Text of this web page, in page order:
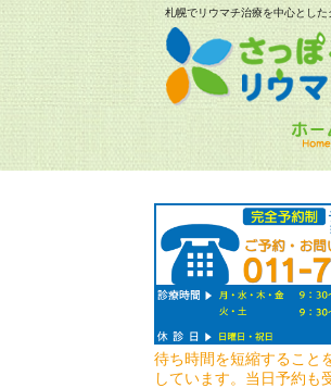
札幌でリウマチ治療を中心とし
待ち時間を短縮すること
しています。当日予約も